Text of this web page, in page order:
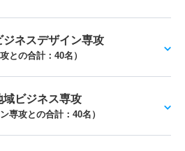
ネスデザイン専攻
との合計：40名）
ビジネス専攻
専攻との合計：40名）